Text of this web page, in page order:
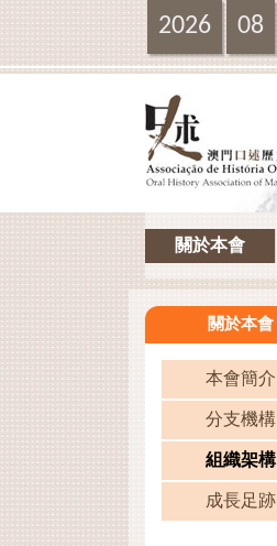
2026 08
關於本會
關於本會
本會簡介
分支機構
組織架構
成長足跡